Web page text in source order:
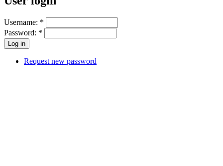
Username: *
Password: *
Request new password